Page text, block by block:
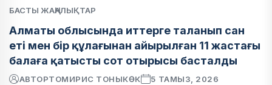
БАСТЫ ЖАҢАЛЫҚТАР
Алматы облысында иттерге таланып сан
еті мен бір құлағынан айырылған 11 жастағы
балаға қатысты сот отырысы басталды
АВТОРТОМИРИС ТОНЫКӨК 5 ТАМЫЗ, 2026